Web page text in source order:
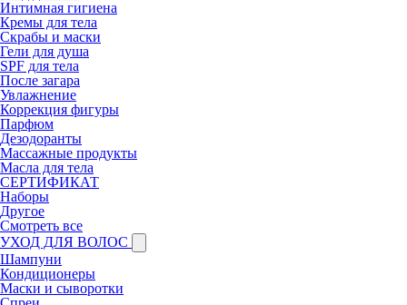
Интимная гигиена
Кремы для тела
Скрабы и маски
Гели для душа
SPF для тела
После загара
Увлажнение
Коррекция фигуры
Парфюм
Дезодоранты
Массажные продукты
Масла для тела
СЕРТИФИКАТ
Наборы
Другое
Смотреть все
УХОД ДЛЯ ВОЛОС
Шампуни
Кондиционеры
Маски и сыворотки